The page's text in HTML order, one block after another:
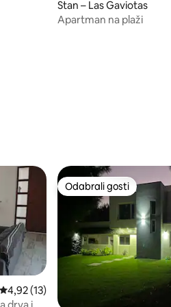
Stan – Las Gaviotas
Apartman na plaži
Prosječna ocjena: 4,92/5, recenzija: 13
4,92 (13)
Odabrali gosti
Odabrali gosti